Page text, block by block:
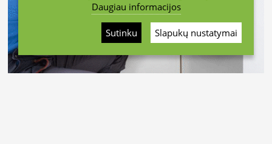
Daugiau informacijos
Sutinku Slapukų nustatymai